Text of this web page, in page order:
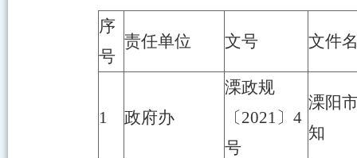
序
号
责任单位 文号 文件
1 政府办
溧政规
〔2021〕4
号
溧阳
知